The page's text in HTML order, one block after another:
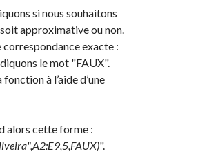
si nous souhaitons
approximative ou non.
correspondance exacte :
le mot "FAUX".
à l’aide d’une
alors cette forme :
".